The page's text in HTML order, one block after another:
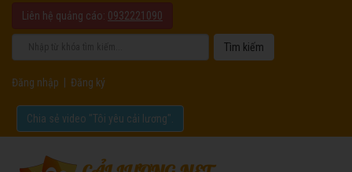
Liên hệ quảng cáo: 0932221090
Đăng nhập Đăng ký
Chia sẻ video "Tôi yêu cải lương".